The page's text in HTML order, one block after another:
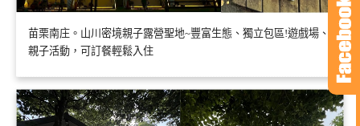
苗栗南庄。山川密境親子露營聖地~豐富生態、獨立包區!遊戲場、
親子活動，可訂餐輕鬆入住